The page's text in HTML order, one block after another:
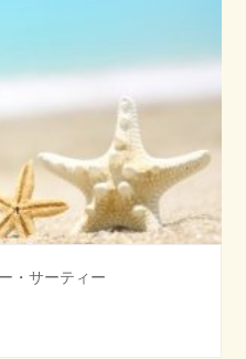
・サーティー